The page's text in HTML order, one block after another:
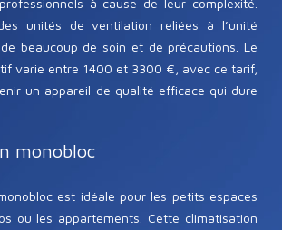
unités de ventilation reliées à l’unité
beaucoup de soin et de précautions. Le
varie entre 1400 et 3300 €, avec ce tarif,
un appareil de qualité efficace qui dure
monobloc
est idéale pour les petits espaces
ou les appartements. Cette climatisation